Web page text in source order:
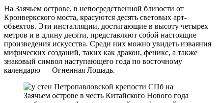
На Заячьем острове, в непосредственной близости от
Кронверкского моста, красуются десять световых арт-
объектов. Эти инсталляции, достигающие в высоту четырех
метров и в длину десяти, представляют собой настоящие
произведения искусства. Среди них можно увидеть изваяния
мифических созданий, таких как дракон, феникс, а также
знаковый символ наступающего года по восточному
календарю — Огненная Лошадь.